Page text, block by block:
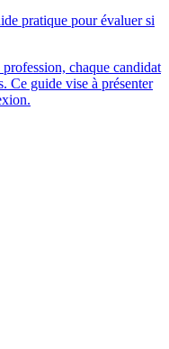
pratique pour évaluer si
chaque candidat
Ce guide vise à présenter